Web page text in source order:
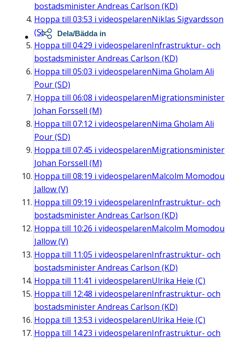
bostadsminister Andreas Carlson (KD)
Hoppa till 03:53 i videospelarenNiklas Sigvardsson
(S)
Hoppa till 04:29 i videospelarenInfrastruktur- och
bostadsminister Andreas Carlson (KD)
Hoppa till 05:03 i videospelarenNima Gholam Ali
Pour (SD)
Hoppa till 06:08 i videospelarenMigrationsminister
Johan Forssell (M)
Hoppa till 07:12 i videospelarenNima Gholam Ali
Pour (SD)
Hoppa till 07:45 i videospelarenMigrationsminister
Johan Forssell (M)
Hoppa till 08:19 i videospelarenMalcolm Momodou
Jallow (V)
Hoppa till 09:19 i videospelarenInfrastruktur- och
bostadsminister Andreas Carlson (KD)
Hoppa till 10:26 i videospelarenMalcolm Momodou
Jallow (V)
Hoppa till 11:05 i videospelarenInfrastruktur- och
bostadsminister Andreas Carlson (KD)
Hoppa till 11:41 i videospelarenUlrika Heie (C)
Hoppa till 12:48 i videospelarenInfrastruktur- och
bostadsminister Andreas Carlson (KD)
Hoppa till 13:53 i videospelarenUlrika Heie (C)
Hoppa till 14:23 i videospelarenInfrastruktur- och
Dela/Bädda in